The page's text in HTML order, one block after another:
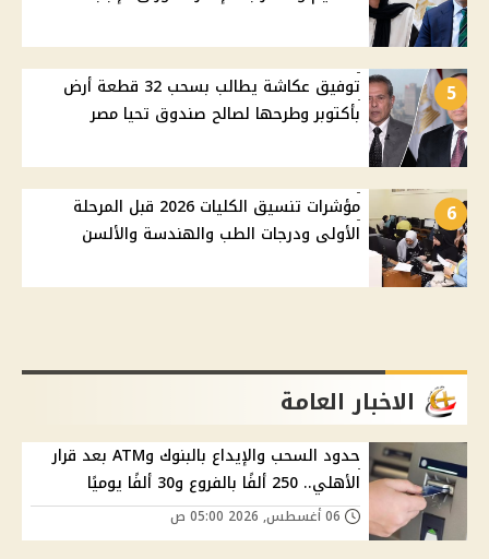
5
توفيق عكاشة يطالب بسحب 32 قطعة أرض
بأكتوبر وطرحها لصالح صندوق تحيا مصر
6
مؤشرات تنسيق الكليات 2026 قبل المرحلة
الأولى ودرجات الطب والهندسة والألسن
الاخبار العامة
حدود السحب والإيداع بالبنوك وATM بعد قرار
الأهلي.. 250 ألفًا بالفروع و30 ألفًا يوميًا